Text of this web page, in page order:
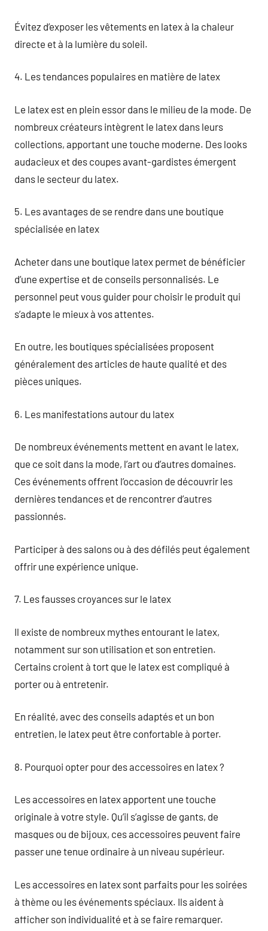
Évitez d’exposer les vêtements en latex à la chaleur
directe et à la lumière du soleil.
4. Les tendances populaires en matière de latex
Le latex est en plein essor dans le milieu de la mode. De
nombreux créateurs intègrent le latex dans leurs
collections, apportant une touche moderne. Des looks
audacieux et des coupes avant-gardistes émergent
dans le secteur du latex.
5. Les avantages de se rendre dans une boutique
spécialisée en latex
Acheter dans une boutique latex permet de bénéficier
d’une expertise et de conseils personnalisés. Le
personnel peut vous guider pour choisir le produit qui
s’adapte le mieux à vos attentes.
En outre, les boutiques spécialisées proposent
généralement des articles de haute qualité et des
pièces uniques.
6. Les manifestations autour du latex
De nombreux événements mettent en avant le latex,
que ce soit dans la mode, l’art ou d’autres domaines.
Ces événements offrent l’occasion de découvrir les
dernières tendances et de rencontrer d’autres
passionnés.
Participer à des salons ou à des défilés peut également
offrir une expérience unique.
7. Les fausses croyances sur le latex
Il existe de nombreux mythes entourant le latex,
notamment sur son utilisation et son entretien.
Certains croient à tort que le latex est compliqué à
porter ou à entretenir.
En réalité, avec des conseils adaptés et un bon
entretien, le latex peut être confortable à porter.
8. Pourquoi opter pour des accessoires en latex ?
Les accessoires en latex apportent une touche
originale à votre style. Qu’il s’agisse de gants, de
masques ou de bijoux, ces accessoires peuvent faire
passer une tenue ordinaire à un niveau supérieur.
Les accessoires en latex sont parfaits pour les soirées
à thème ou les événements spéciaux. Ils aident à
afficher son individualité et à se faire remarquer.